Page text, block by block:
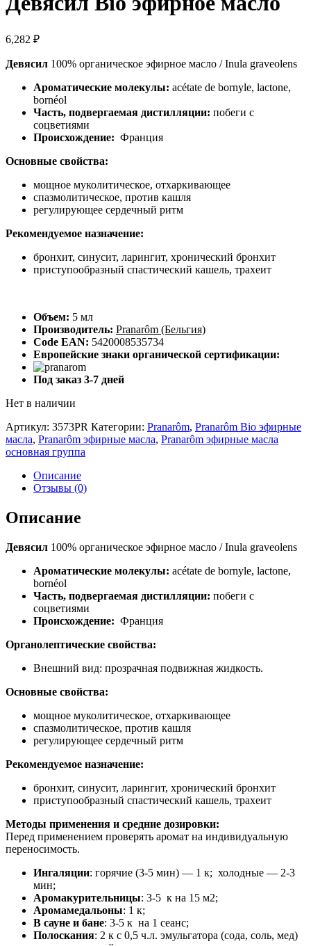
6,282 ₽
Девясил 100% органическое эфирное масло / Inula graveolens
Ароматические молекулы: acétate de bornyle, lactone,
bornéol
Часть, подвергаемая дистилляции: побеги с
соцветиями
Происхождение: Франция
Основные свойства:
мощное муколитическое, отхаркивающее
спазмолитическое, против кашля
регулирующее сердечный ритм
Рекомендуемое назначение:
бронхит, синусит, ларингит, хронический бронхит
приступообразный спастический кашель, трахеит
Объем: 5 мл
Производитель: Pranarôm (Бельгия)
Code EAN: 5420008535734
Европейские знаки органической сертификации:
Под заказ 3-7 дней
Нет в наличии
Артикул: 3573PR Категории: Pranarôm, Pranarôm Bio эфирные
масла, Pranarôm эфирные масла, Pranarôm эфирные масла
основная группа
Описание
Отзывы (0)
Описание
Девясил 100% органическое эфирное масло / Inula graveolens
Ароматические молекулы: acétate de bornyle, lactone,
bornéol
Часть, подвергаемая дистилляции: побеги с
соцветиями
Происхождение: Франция
Органолептические свойства:
Внешний вид: прозрачная подвижная жидкость.
Основные свойства:
мощное муколитическое, отхаркивающее
спазмолитическое, против кашля
регулирующее сердечный ритм
Рекомендуемое назначение:
бронхит, синусит, ларингит, хронический бронхит
приступообразный спастический кашель, трахеит
Методы применения и средние дозировки:
Перед применением проверять аромат на индивидуальную
переносимость.
Ингаляции: горячие (3-5 мин) — 1 к; холодные — 2-3
мин;
Аромакурительницы: 3-5 к на 15 м2;
Аромамедальоны: 1 к;
В сауне и бане: 3-5 к на 1 сеанс;
Полоскания: 2 к с 0,5 ч.л. эмульгатора (сода, соль, мед)